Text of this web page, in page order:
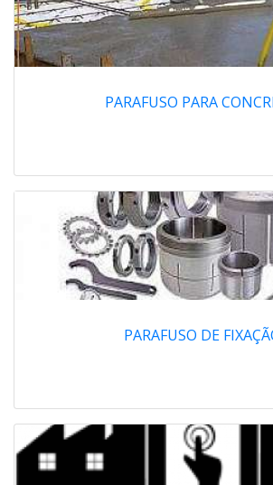
PARAFUSO PARA
PARAFUSO DE